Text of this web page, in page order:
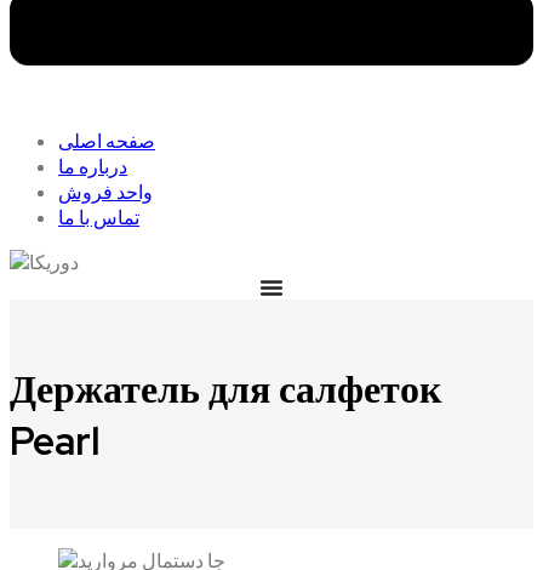
صفحه اصلی
درباره ما
واحد فروش
تماس با ما
Держатель для салфеток
Pearl